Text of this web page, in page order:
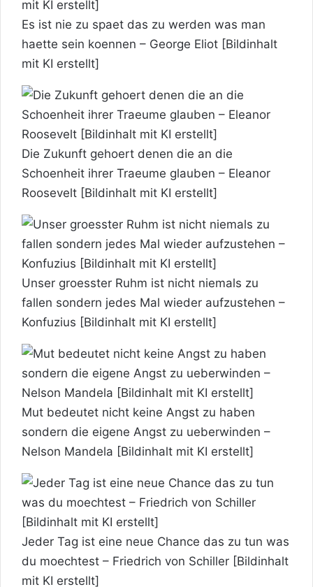
Es ist nie zu spaet das zu werden was man
haette sein koennen – George Eliot [Bildinhalt
mit KI erstellt]
Die Zukunft gehoert denen die an die
Schoenheit ihrer Traeume glauben – Eleanor
Roosevelt [Bildinhalt mit KI erstellt]
Unser groesster Ruhm ist nicht niemals zu
fallen sondern jedes Mal wieder aufzustehen –
Konfuzius [Bildinhalt mit KI erstellt]
Mut bedeutet nicht keine Angst zu haben
sondern die eigene Angst zu ueberwinden –
Nelson Mandela [Bildinhalt mit KI erstellt]
Jeder Tag ist eine neue Chance das zu tun was
du moechtest – Friedrich von Schiller [Bildinhalt
mit KI erstellt]